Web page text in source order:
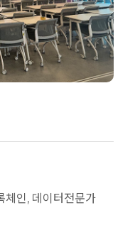
체인, 데이터전문가